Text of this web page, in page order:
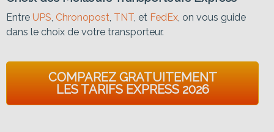
Entre UPS, Chronopost, TNT, et FedEx, on vous guide
dans le choix de votre transporteur.
COMPAREZ GRATUITEMENT
LES TARIFS EXPRESS 2026